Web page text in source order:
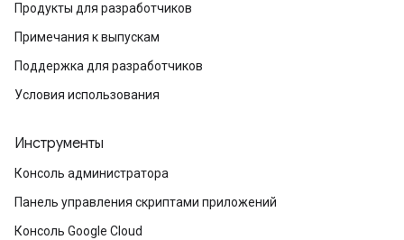
Продукты для разработчиков
Примечания к выпускам
Поддержка для разработчиков
Условия использования
Инструменты
Консоль администратора
Панель управления скриптами приложений
Консоль Google Cloud